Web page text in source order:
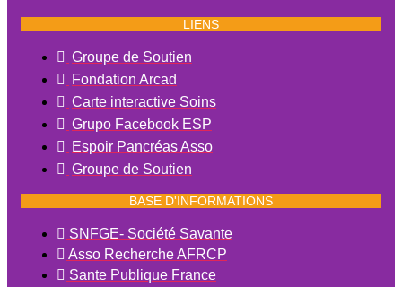
LIENS
Groupe de Soutien
Fondation Arcad
Carte interactive Soins
Grupo Facebook ESP
Espoir Pancréas Asso
Groupe de Soutien
BASE D'INFORMATIONS
SNFGE- Société Savante
Asso Recherche AFRCP
Sante Publique France